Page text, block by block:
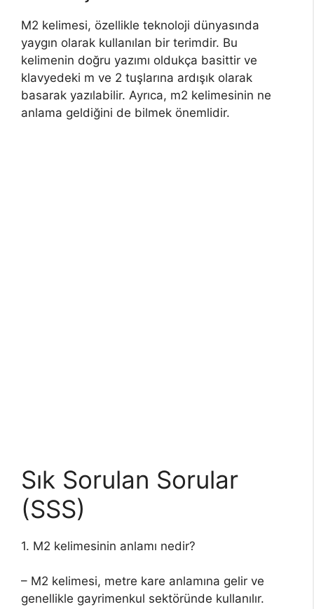
M2 kelimesi, özellikle teknoloji dünyasında
yaygın olarak kullanılan bir terimdir. Bu
kelimenin doğru yazımı oldukça basittir ve
klavyedeki m ve 2 tuşlarına ardışık olarak
basarak yazılabilir. Ayrıca, m2 kelimesinin ne
anlama geldiğini de bilmek önemlidir.
Sık Sorulan Sorular
(SSS)
1. M2 kelimesinin anlamı nedir?
– M2 kelimesi, metre kare anlamına gelir ve
genellikle gayrimenkul sektöründe kullanılır.